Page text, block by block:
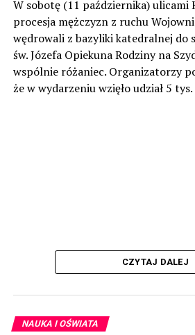
W sobotę (11 października) ulicami
procesja mężczyzn z ruchu
wędrowali z bazyliki katedralnej do
św. Józefa Opiekuna Rodziny na
wspólnie różaniec. Organizatorzy
że w wydarzeniu wzięło udział 5 tys.
CZYTAJ DALEJ
NAUKA I OŚWIATA